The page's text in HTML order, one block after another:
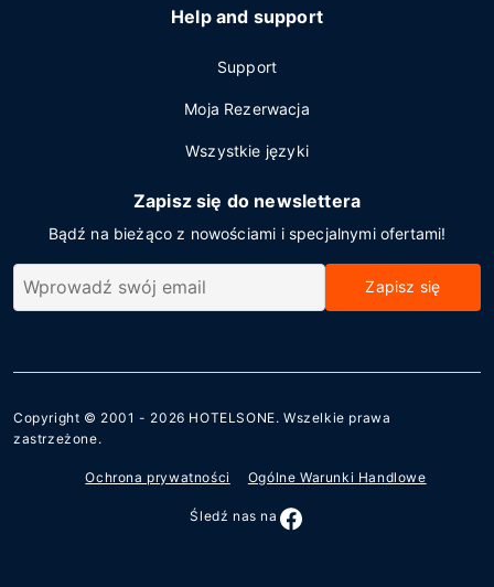
Help and support
Support
Moja Rezerwacja
Wszystkie języki
Zapisz się do newslettera
Bądź na bieżąco z nowościami i specjalnymi ofertami!
Zapisz się
Copyright © 2001 - 2026 HOTELSONE. Wszelkie prawa
zastrzeżone.
Ochrona prywatności Ogólne Warunki Handlowe
Śledź nas na